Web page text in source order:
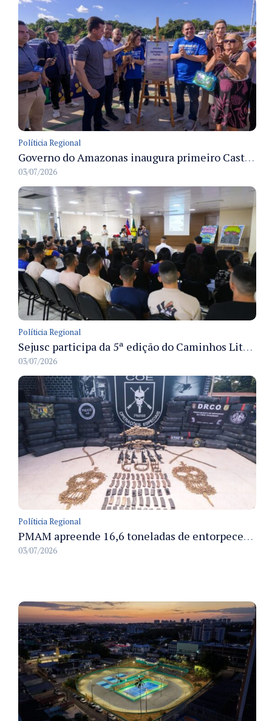
Políticia Regional
Governo do Amazonas inaugura primeiro Castramóvel Fluvial para atendimento veterinário às comunidades ribeirinhas e castração gratuita
03/07/2026
Políticia Regional
Sejusc participa da 5ª edição do Caminhos Literários com foco na cultura hip-hop nas unidades socioeducativas
03/07/2026
Políticia Regional
PMAM apreende 16,6 toneladas de entorpecentes e registra aumento nas prisões em flagrante e nas capturas de foragidos no primeiro semestre de 2026
03/07/2026